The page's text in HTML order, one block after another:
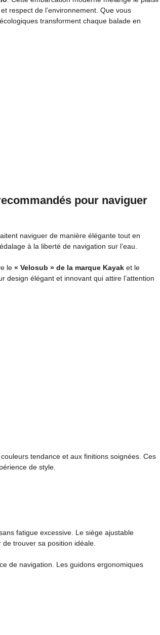
respect de l’environnement. Que vous
transforment chaque balade en
pour naviguer
naviguer de manière élégante tout en
à la liberté de navigation sur l’eau.
le « Velosub » de la marque Kayak et le
design élégant et innovant qui attire l’attention
tendance et aux finitions soignées. Ces
de style.
fatigue excessive. Le siège ajustable
trouver sa position idéale.
de navigation. Les guidons ergonomiques